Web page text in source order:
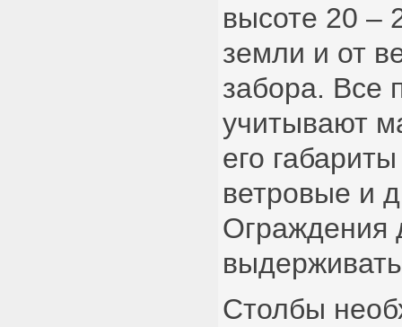
высоте 20 –
земли и от
забора. Все
учитывают
его
ветровые и
Ограждения
Столбы